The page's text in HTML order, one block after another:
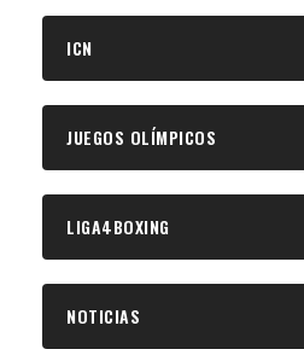
ICN
JUEGOS OLÍMPICOS
LIGA4BOXING
NOTICIAS